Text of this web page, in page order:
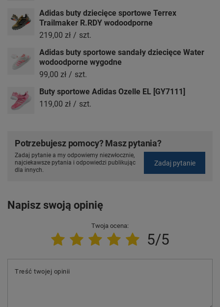
Adidas buty dziecięce sportowe Terrex
Trailmaker R.RDY wodoodporne
219,00 zł / szt.
Adidas buty sportowe sandały dziecięce Water
wodoodporne wygodne
99,00 zł / szt.
Buty sportowe Adidas Ozelle EL [GY7111]
119,00 zł / szt.
Potrzebujesz pomocy? Masz pytania?
Zadaj pytanie a my odpowiemy niezwłocznie,
najciekawsze pytania i odpowiedzi publikując
dla innych.
Zadaj pytanie
Napisz swoją opinię
Twoja ocena:
5/5
Treść twojej opinii